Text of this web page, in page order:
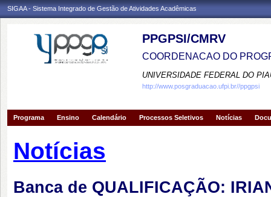
SIGAA - Sistema Integrado de Gestão de Atividades Acadêmicas
PPGPSI/CMRV
COORDENACAO DO
UNIVERSIDADE FEDERAL DO
http://www.posgraduacao.ufpi.br//ppgpsi
Programa Ensino Calendário Processos Seletivos Notícias
Notícias
Banca de QUALIFICAÇÃO: